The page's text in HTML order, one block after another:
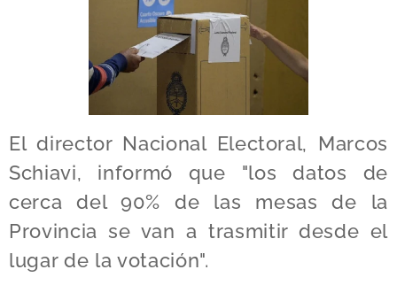
El director Nacional Electoral, Marcos
Schiavi, informó que "los datos de
cerca del 90% de las mesas de la
Provincia se van a trasmitir desde el
lugar de la votación".